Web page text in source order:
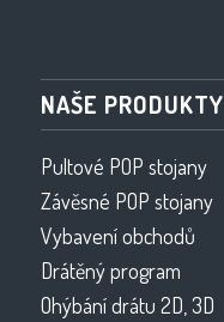
NAŠE PRODUKTY
Pultové POP stojany
Závěsné POP stojany
Vybavení obchodů
Drátěný program
Ohýbání drátu 2D, 3D